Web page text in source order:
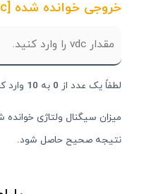
خروجی خوانده شده [v dc]
لطفاً یک عدد از 0 به 10 وارد
نتیجه صحیح حاصل شود.